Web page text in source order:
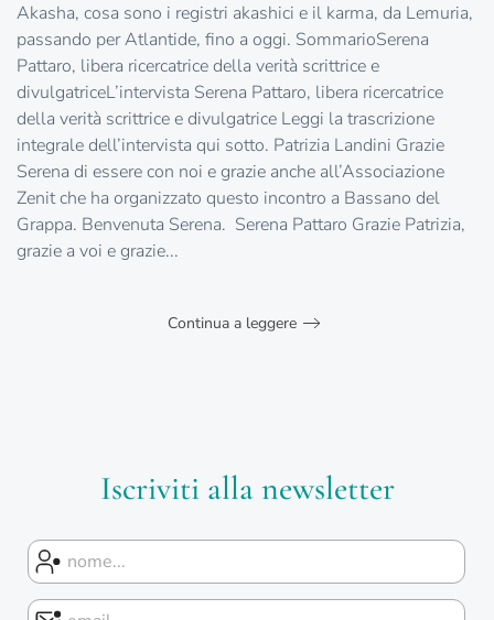
Akasha, cosa sono i registri akashici e il karma, da Lemuria,
passando per Atlantide, fino a oggi. SommarioSerena
Pattaro, libera ricercatrice della verità scrittrice e
divulgatriceL’intervista Serena Pattaro, libera ricercatrice
della verità scrittrice e divulgatrice Leggi la trascrizione
integrale dell’intervista qui sotto. Patrizia Landini Grazie
Serena di essere con noi e grazie anche all’Associazione
Zenit che ha organizzato questo incontro a Bassano del
Grappa. Benvenuta Serena. Serena Pattaro Grazie Patrizia,
grazie a voi e grazie...
Continua a leggere
Iscriviti alla newsletter